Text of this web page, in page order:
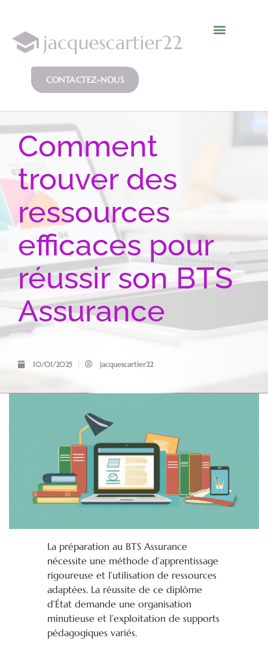
CONTACTEZ-NOUS
Comment
trouver des
ressources
efficaces pour
réussir son BTS
Assurance
10/01/2025 jacquescartier22
La préparation au BTS Assurance
nécessite une méthode d’apprentissage
rigoureuse et l’utilisation de ressources
adaptées. La réussite de ce diplôme
d’État demande une organisation
minutieuse et l’exploitation de supports
pédagogiques variés.